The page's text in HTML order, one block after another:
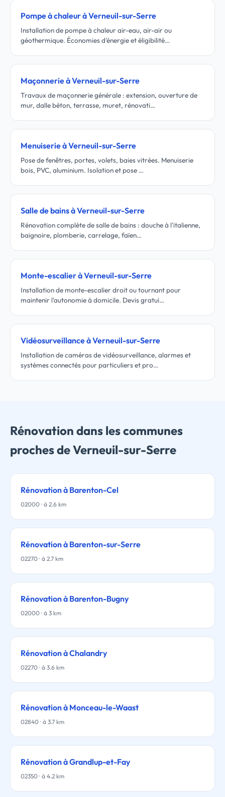
Pompe à chaleur à Verneuil-sur-Serre
Installation de pompe à chaleur air-eau, air-air ou
géothermique. Économies d'énergie et éligibilité…
Maçonnerie à Verneuil-sur-Serre
Travaux de maçonnerie générale : extension, ouverture de
mur, dalle béton, terrasse, muret, rénovati…
Menuiserie à Verneuil-sur-Serre
Pose de fenêtres, portes, volets, baies vitrées. Menuiserie
bois, PVC, aluminium. Isolation et pose …
Salle de bains à Verneuil-sur-Serre
Rénovation complète de salle de bains : douche à l'italienne,
baignoire, plomberie, carrelage, faïen…
Monte-escalier à Verneuil-sur-Serre
Installation de monte-escalier droit ou tournant pour
maintenir l'autonomie à domicile. Devis gratui…
Vidéosurveillance à Verneuil-sur-Serre
Installation de caméras de vidéosurveillance, alarmes et
systèmes connectés pour particuliers et pro…
Rénovation dans les communes
proches de Verneuil-sur-Serre
Rénovation à Barenton-Cel
02000 · à 2.6 km
Rénovation à Barenton-sur-Serre
02270 · à 2.7 km
Rénovation à Barenton-Bugny
02000 · à 3 km
Rénovation à Chalandry
02270 · à 3.6 km
Rénovation à Monceau-le-Waast
02840 · à 3.7 km
Rénovation à Grandlup-et-Fay
02350 · à 4.2 km